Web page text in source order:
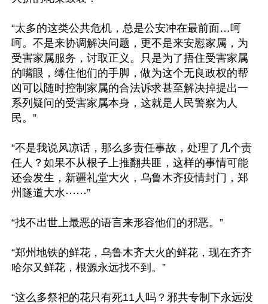
“太多的这类公共危机，总是公安冲在最前面…呵
呵。不是来协调解决问题，更不是来安慰家属，为
受害家属服务，讨取正义。只是为了捂住受害家属
的嘴眼，缚住他们的手脚，做为这个无良政权的帮
凶可以随时控制家属的合法诉求甚至解决掉提出一
系列疑问的受害家属本身，这就是人民警察为人
民。”
“不是我说风凉话，那么多责任事故，处理了几个责
任人？如果不从根子上推翻共匪，这样的事情可能
还会发生，新疆礼堂大火，乌鲁木齐疫情封门，郑
州隧道大水⋯⋯”
“找不出世上最恶的语言来形容他们的邪恶。”
“郑州地铁的鲜花，乌鲁木齐大火的鲜花，现在齐齐
哈尔又鲜花，根源永远找不到。”
“这么多祭祀的花只有死11人吗？邪共专制下永远没